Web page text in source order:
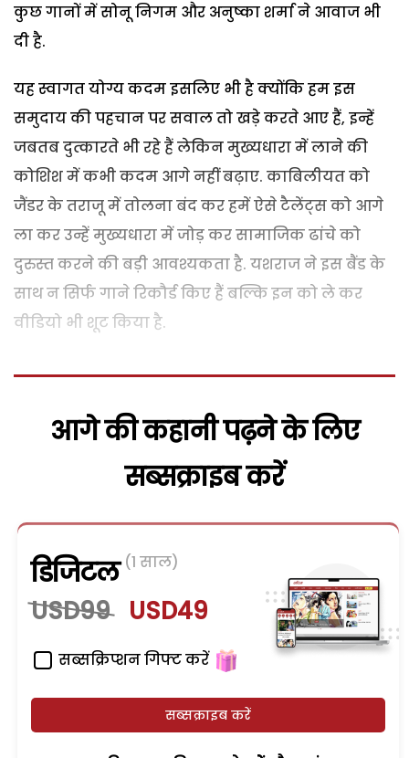
कुछ गानों में सोनू निगम और अनुष्का शर्मा ने आवाज भी
दी है.
यह स्वागत योग्य कदम इसलिए भी है क्योंकि हम इस
समुदाय की पहचान पर सवाल तो खड़े करते आए हैं, इन्हें
जबतब दुत्कारते भी रहे हैं लेकिन मुख्यधारा में लाने की
कोशिश में कभी कदम आगे नहीं बढ़ाए. काबिलीयत को
जैंडर के तराजू में तोलना बंद कर हमें ऐसे टैलेंट्स को आगे
ला कर उन्हें मुख्यधारा में जोड़ कर सामाजिक ढांचे को
दुरुस्त करने की बड़ी आवश्यकता है. यशराज ने इस बैंड के
साथ न सिर्फ गाने रिकौर्ड किए हैं बल्कि इन को ले कर
वीडियो भी शूट किया है.
आगे की कहानी पढ़ने के लिए
सब्सक्राइब करें
डिजिटल (1 साल)
USD99 USD49
सब्सक्रिप्शन गिफ्ट करें
सब्सक्राइब करें